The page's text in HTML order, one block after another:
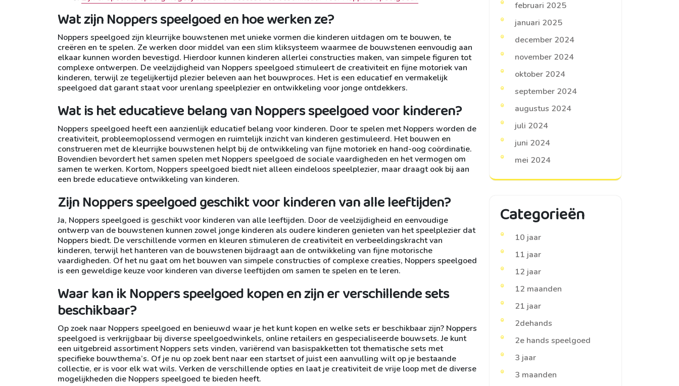
Wat zijn Noppers speelgoed en hoe werken ze?
Noppers speelgoed zijn kleurrijke bouwstenen met unieke vormen die kinderen uitdagen om te bouwen, te
creëren en te spelen. Ze werken door middel van een slim kliksysteem waarmee de bouwstenen eenvoudig aan
elkaar kunnen worden bevestigd. Hierdoor kunnen kinderen allerlei constructies maken, van simpele figuren tot
complexe ontwerpen. De veelzijdigheid van Noppers speelgoed stimuleert de creativiteit en fijne motoriek van
kinderen, terwijl ze tegelijkertijd plezier beleven aan het bouwproces. Het is een educatief en vermakelijk
speelgoed dat garant staat voor urenlang speelplezier en ontwikkeling voor jonge ontdekkers.
Wat is het educatieve belang van Noppers speelgoed voor kinderen?
Noppers speelgoed heeft een aanzienlijk educatief belang voor kinderen. Door te spelen met Noppers worden de
creativiteit, probleemoplossend vermogen en ruimtelijk inzicht van kinderen gestimuleerd. Het bouwen en
construeren met de kleurrijke bouwstenen helpt bij de ontwikkeling van fijne motoriek en hand-oog coördinatie.
Bovendien bevordert het samen spelen met Noppers speelgoed de sociale vaardigheden en het vermogen om
samen te werken. Kortom, Noppers speelgoed biedt niet alleen eindeloos speelplezier, maar draagt ook bij aan
een brede educatieve ontwikkeling van kinderen.
Zijn Noppers speelgoed geschikt voor kinderen van alle leeftijden?
Ja, Noppers speelgoed is geschikt voor kinderen van alle leeftijden. Door de veelzijdigheid en eenvoudige
ontwerp van de bouwstenen kunnen zowel jonge kinderen als oudere kinderen genieten van het speelplezier dat
Noppers biedt. De verschillende vormen en kleuren stimuleren de creativiteit en verbeeldingskracht van
kinderen, terwijl het hanteren van de bouwstenen bijdraagt aan de ontwikkeling van fijne motorische
vaardigheden. Of het nu gaat om het bouwen van simpele constructies of complexe creaties, Noppers speelgoed
is een geweldige keuze voor kinderen van diverse leeftijden om samen te spelen en te leren.
Waar kan ik Noppers speelgoed kopen en zijn er verschillende sets
beschikbaar?
Op zoek naar Noppers speelgoed en benieuwd waar je het kunt kopen en welke sets er beschikbaar zijn? Noppers
speelgoed is verkrijgbaar bij diverse speelgoedwinkels, online retailers en gespecialiseerde bouwsets. Je kunt
een uitgebreid assortiment Noppers sets vinden, variërend van basispakketten tot thematische sets met
specifieke bouwthema’s. Of je nu op zoek bent naar een startset of juist een aanvulling wilt op je bestaande
collectie, er is voor elk wat wils. Verken de verschillende opties en laat je creativiteit de vrije loop met de diverse
mogelijkheden die Noppers speelgoed te bieden heeft.
februari 2025
januari 2025
december 2024
november 2024
oktober 2024
september 2024
augustus 2024
juli 2024
juni 2024
mei 2024
Categorieën
10 jaar
11 jaar
12 jaar
12 maanden
21 jaar
2dehands
2e hands speelgoed
3 jaar
3 maanden